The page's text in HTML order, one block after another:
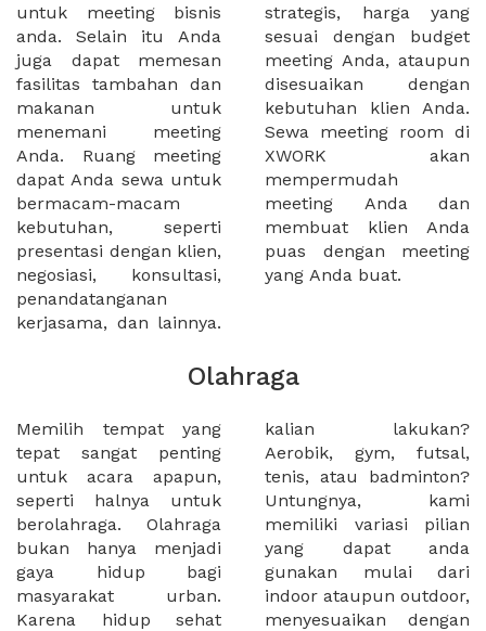
untuk meeting bisnis
anda. Selain itu Anda
juga dapat memesan
fasilitas tambahan dan
makanan untuk
menemani meeting
Anda. Ruang meeting
dapat Anda sewa untuk
bermacam-macam
kebutuhan, seperti
presentasi dengan klien,
negosiasi, konsultasi,
penandatanganan
kerjasama, dan lainnya.
strategis, harga yang
sesuai dengan budget
meeting Anda, ataupun
disesuaikan dengan
kebutuhan klien Anda.
Sewa meeting room di
XWORK akan
mempermudah
meeting Anda dan
membuat klien Anda
puas dengan meeting
yang Anda buat.
Olahraga
Memilih tempat yang
tepat sangat penting
untuk acara apapun,
seperti halnya untuk
berolahraga. Olahraga
bukan hanya menjadi
gaya hidup bagi
masyarakat urban.
Karena hidup sehat
kalian lakukan?
Aerobik, gym, futsal,
tenis, atau badminton?
Untungnya, kami
memiliki variasi pilian
yang dapat anda
gunakan mulai dari
indoor ataupun outdoor,
menyesuaikan dengan